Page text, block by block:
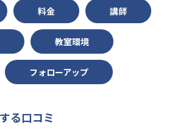
料金 講師
教室環境
フォローアップ
る口コミ